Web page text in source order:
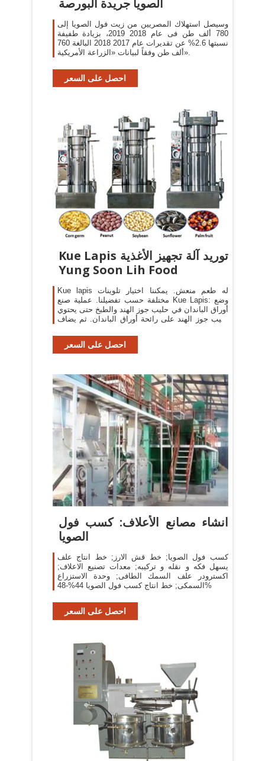
الصويا جريدة البورصة
وسيصل استهلاك المصريين من زيت فول الصويا إلى
780 ألف طن فى عام 2018 2019، بزيادة طفيفة
نسبتها 2.6% عن تقديرات عام 2017 2018 البالغة 760
ألف طن وفقاً لبيانات «الزراعة الأمريكية».
احصل على السعر
Kue Lapis توريد آلة تجهيز الأغذية
Yung Soon Lih Food
Kue lapis له طعم منعش. يمكننا اختيار تلوينات
مختلفة حسب تفضيلنا. عملية صنع Kue Lapis: وضع
أوراق الباندان في حليب جوز الهند والطبخ حتى يحتوي
حليب جوز الهند على رائحة أوراق الباندان. ثم يضاف
احصل على السعر
انشاء مصانع الأعلاف: كسب فول
الصويا
كسب فول الصويا; خط قش الارز; خط انتاج علف
يسهل فكه و نقله و تركيبه; معدات تصنيع الاعلاف;
اكسترودر علف السمك الطافى; وحدة الاستزراع
السمكى; خط انتاج كسب فول الصويا 44%-48%
احصل على السعر